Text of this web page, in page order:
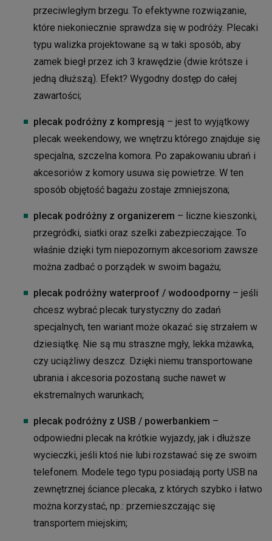
przeciwległym brzegu. To efektywne rozwiązanie,
które niekoniecznie sprawdza się w podróży. Plecaki
typu walizka projektowane są w taki sposób, aby
zamek biegł przez ich 3 krawędzie (dwie krótsze i
jedną dłuższą). Efekt? Wygodny dostęp do całej
zawartości;
plecak podróżny z kompresją – jest to wyjątkowy
plecak weekendowy, we wnętrzu którego znajduje się
specjalna, szczelna komora. Po zapakowaniu ubrań i
akcesoriów z komory usuwa się powietrze. W ten
sposób objętość bagażu zostaje zmniejszona;
plecak podróżny z organizerem – liczne kieszonki,
przegródki, siatki oraz szelki zabezpieczające. To
właśnie dzięki tym niepozornym akcesoriom zawsze
można zadbać o porządek w swoim bagażu;
plecak podróżny waterproof / wodoodporny – jeśli
chcesz wybrać plecak turystyczny do zadań
specjalnych, ten wariant może okazać się strzałem w
dziesiątkę. Nie są mu straszne mgły, lekka mżawka,
czy uciążliwy deszcz. Dzięki niemu transportowane
ubrania i akcesoria pozostaną suche nawet w
ekstremalnych warunkach;
plecak podróżny z USB / powerbankiem –
odpowiedni plecak na krótkie wyjazdy, jak i dłuższe
wycieczki, jeśli ktoś nie lubi rozstawać się ze swoim
telefonem. Modele tego typu posiadają porty USB na
zewnętrznej ściance plecaka, z których szybko i łatwo
można korzystać, np.: przemieszczając się
transportem miejskim;